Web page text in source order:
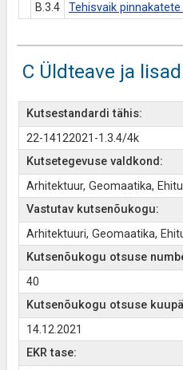
B.3.4
Tehisvaik
C Üldteave ja lisad
Kutsestandardi tähis:
22-14122021-1.3.4/4k
Kutsetegevuse valdkond:
Arhitektuur, Geomaatika,
Vastutav kutsenõukogu:
Arhitektuuri, Geomaatika,
Kutsenõukogu otsuse
40
Kutsenõukogu otsuse
14.12.2021
EKR tase: